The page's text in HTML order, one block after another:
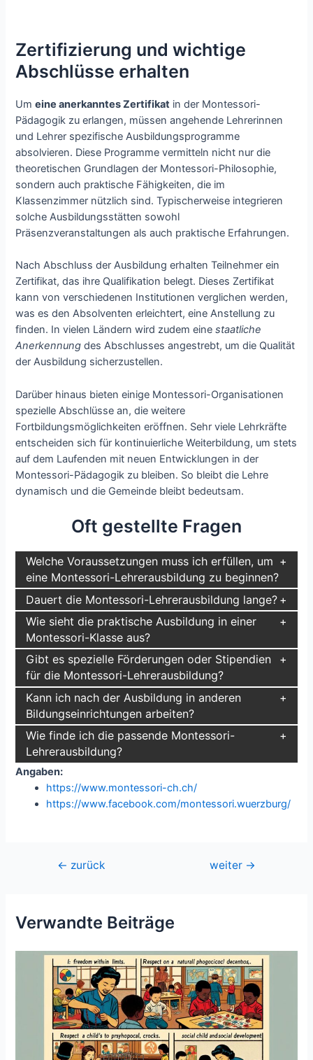
Zertifizierung und wichtige
Abschlüsse erhalten
Umeine anerkanntes Zertifikat in der Montessori-
Pädagogik zu erlangen, müssen angehende Lehrerinnen
und Lehrer spezifische Ausbildungsprogramme
absolvieren. Diese Programme vermitteln nicht nur die
theoretischen Grundlagen der Montessori-Philosophie,
sondern auch praktische Fähigkeiten, die im
Klassenzimmer nützlich sind. Typischerweise integrieren
solche Ausbildungsstätten sowohl
Präsenzveranstaltungen als auch praktische Erfahrungen.
Nach Abschluss der Ausbildung erhalten Teilnehmer ein
Zertifikat, das ihre Qualifikation belegt. Dieses Zertifikat
kann von verschiedenen Institutionen verglichen werden,
was es den Absolventen erleichtert, eine Anstellung zu
finden. In vielen Ländern wird zudem einestaatliche
Anerkennungdes Abschlusses angestrebt, um die Qualität
der Ausbildung sicherzustellen.
Darüber hinaus bieten einige Montessori-Organisationen
spezielle Abschlüsse an, die weitere
Fortbildungsmöglichkeiten eröffnen. Sehr viele Lehrkräfte
entscheiden sich für kontinuierliche Weiterbildung, um stets
auf dem Laufenden mit neuen Entwicklungen in der
Montessori-Pädagogik zu bleiben. So bleibt die Lehre
dynamisch und die Gemeinde bleibt bedeutsam.
Oft gestellte Fragen
Welche Voraussetzungen muss ich erfüllen, um
eine Montessori-Lehrerausbildung zu beginnen?
Dauert die Montessori-Lehrerausbildung lange?
Wie sieht die praktische Ausbildung in einer
Montessori-Klasse aus?
Gibt es spezielle Förderungen oder Stipendien
für die Montessori-Lehrerausbildung?
Kann ich nach der Ausbildung in anderen
Bildungseinrichtungen arbeiten?
Wie finde ich die passende Montessori-
Lehrerausbildung?
Angaben:
https://www.montessori-ch.ch/
https://www.facebook.com/montessori.wuerzburg/
Beitragsnavigation
← zurück weiter →
Verwandte Beiträge